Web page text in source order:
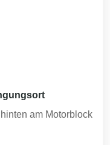
am Motorblock